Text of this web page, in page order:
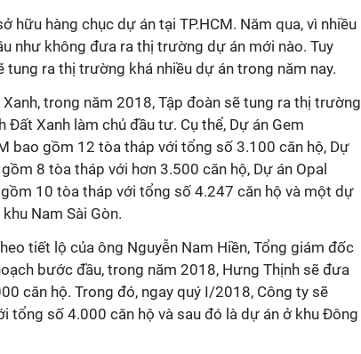
hữu hàng chục dự án tại TP.HCM. Năm qua, vì nhiều
như không đưa ra thị trường dự án mới nào. Tuy
tung ra thị trường khá nhiều dự án trong năm nay.
trong năm 2018, Tập đoàn sẽ tung ra thị trường
Xanh làm chủ đầu tư. Cụ thể, Dự án Gem
bao gồm 12 tòa tháp với tổng số 3.100 căn hộ, Dự
8 tòa tháp với hơn 3.500 căn hộ, Dự án Opal
10 tòa tháp với tổng số 4.247 căn hộ và một dự
Nam Sài Gòn.
tiết lộ của ông Nguyễn Nam Hiền, Tổng giám đốc
bước đầu, trong năm 2018, Hưng Thịnh sẽ đưa
căn hộ. Trong đó, ngay quý I/2018, Công ty sẽ
tổng số 4.000 căn hộ và sau đó là dự án ở khu Đông